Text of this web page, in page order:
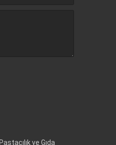
ve Gıda